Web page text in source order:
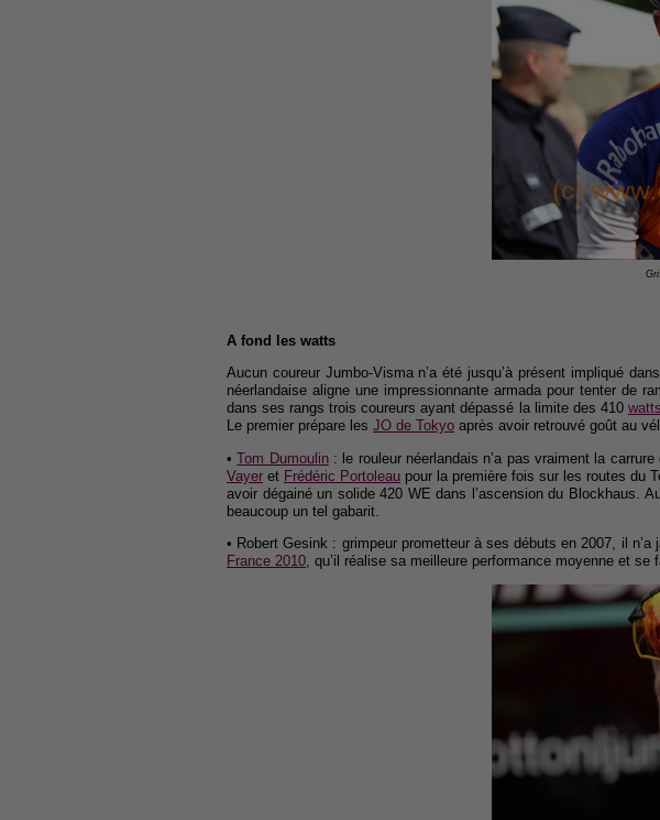
A fond les watts
Aucun coureur Jumbo-Visma n’a été jusqu’à présent impliqué
néerlandaise aligne une impressionnante armada pour tenter de
dans ses rangs trois coureurs ayant dépassé la limite des 410 watts
Le premier prépare les JO de Tokyo après avoir retrouvé goût au
•Tom Dumoulin: le rouleur néerlandais n’a pas vraiment la
Vayer et Frédéric Portoleau pour la première fois sur les routes du
avoir dégainé un solide 420 WE dans l’ascension du Blockhaus.
beaucoup un tel gabarit.
• Robert Gesink : grimpeur prometteur à ses débuts en 2007, il n’a
France 2010, qu’il réalise sa meilleure performance moyenne et se